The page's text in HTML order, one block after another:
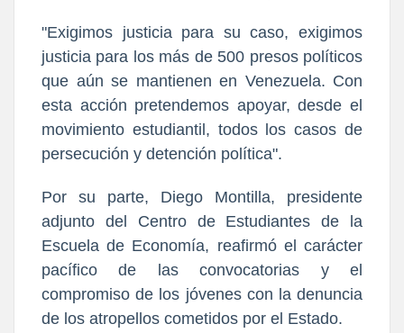
"Exigimos justicia para su caso, exigimos
justicia para los más de 500 presos políticos
que aún se mantienen en Venezuela. Con
esta acción pretendemos apoyar, desde el
movimiento estudiantil, todos los casos de
persecución y detención política".
Por su parte, Diego Montilla, presidente
adjunto del Centro de Estudiantes de la
Escuela de Economía, reafirmó el carácter
pacífico de las convocatorias y el
compromiso de los jóvenes con la denuncia
de los atropellos cometidos por el Estado.